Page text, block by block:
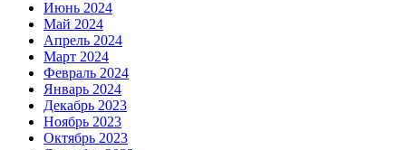
Июнь 2024
Май 2024
Апрель 2024
Март 2024
Февраль 2024
Январь 2024
Декабрь 2023
Ноябрь 2023
Октябрь 2023